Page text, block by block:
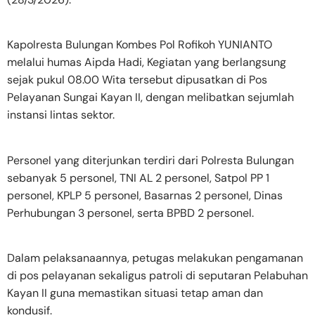
Kapolresta Bulungan Kombes Pol Rofikoh YUNIANTO
melalui humas Aipda Hadi, Kegiatan yang berlangsung
sejak pukul 08.00 Wita tersebut dipusatkan di Pos
Pelayanan Sungai Kayan II, dengan melibatkan sejumlah
instansi lintas sektor.
Personel yang diterjunkan terdiri dari Polresta Bulungan
sebanyak 5 personel, TNI AL 2 personel, Satpol PP 1
personel, KPLP 5 personel, Basarnas 2 personel, Dinas
Perhubungan 3 personel, serta BPBD 2 personel.
Dalam pelaksanaannya, petugas melakukan pengamanan
di pos pelayanan sekaligus patroli di seputaran Pelabuhan
Kayan II guna memastikan situasi tetap aman dan
kondusif.